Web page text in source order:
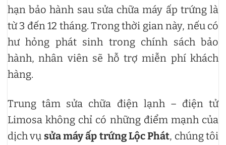
hạn bảo hành sau sửa chữa máy ấp trứng là
từ 3 đến 12 tháng. Trong thời gian này, nếu có
hư hỏng phát sinh trong chính sách bảo
hành, nhân viên sẽ hỗ trợ miễn phí khách
hàng.
Trung tâm sửa chữa điện lạnh – điện tử
Limosa không chỉ có những điểm mạnh của
dịch vụ sửa máy ấp trứng Lộc Phát, chúng tôi